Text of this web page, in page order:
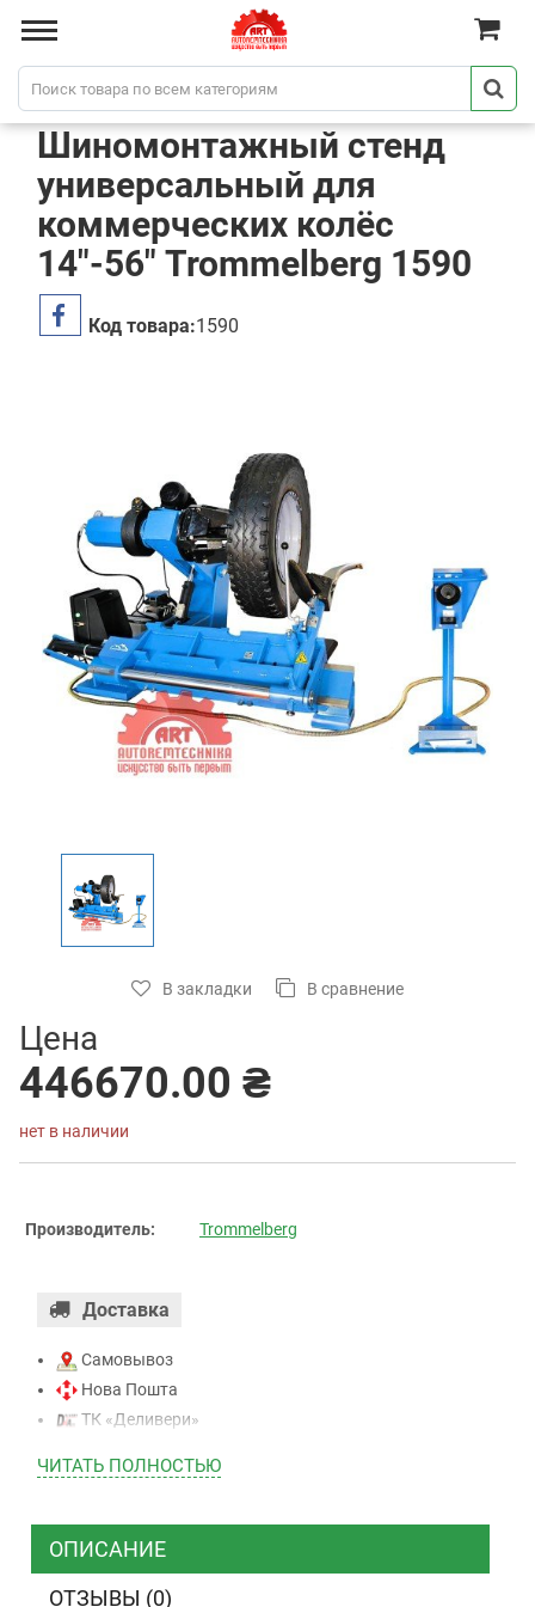
Шиномонтажный стенд
универсальный для
коммерческих колёс
14"-56" Trommelberg 1590
Код товара:1590
В закладки В сравнение
Цена
446670.00 ₴
нет в наличии
Производитель: Trommelberg
Доставка
Самовывоз
Нова Пошта
ТК «Деливери»
ТК “Justin”
ТК ”УкрПочта”
ЧИТАТЬ ПОЛНОСТЬЮ
ОПИСАНИЕ
ОТЗЫВЫ (0)